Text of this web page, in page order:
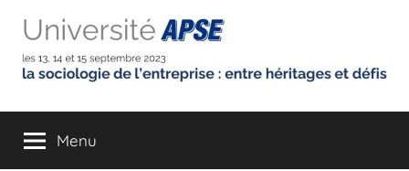
contenu
Université
de
de
l'entreprise
Menu